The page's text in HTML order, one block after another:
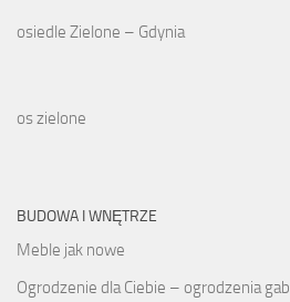
osiedle Zielone – Gdynia
os zielone
BUDOWA I WNĘTRZE
Meble jak nowe
Ogrodzenie dla Ciebie – ogrodzenia